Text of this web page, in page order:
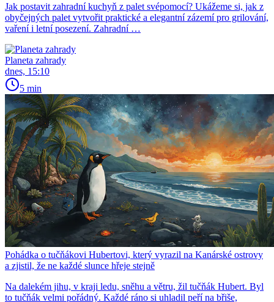
Jak postavit zahradní kuchyň z palet svépomocí? Ukážeme si, jak z
obyčejných palet vytvořit praktické a elegantní zázemí pro grilování,
vaření i letní posezení. Zahradní …
Planeta zahrady
dnes, 15:10
5 min
Pohádka o tučňákovi Hubertovi, který vyrazil na Kanárské ostrovy
a zjistil, že ne každé slunce hřeje stejně
Na dalekém jihu, v kraji ledu, sněhu a větru, žil tučňák Hubert. Byl
to tučňák velmi pořádný. Každé ráno si uhladil peří na břiše,